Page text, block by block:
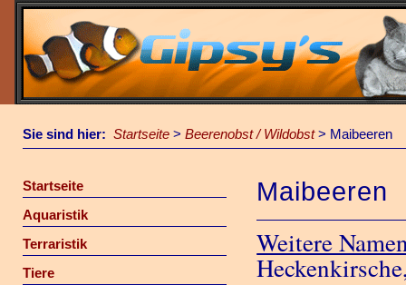
Sie sind hier: Startseite > Beerenobst / Wildobst> Maibeeren
Startseite
Aquaristik
Terraristik
Tiere
Maibeeren
Weitere